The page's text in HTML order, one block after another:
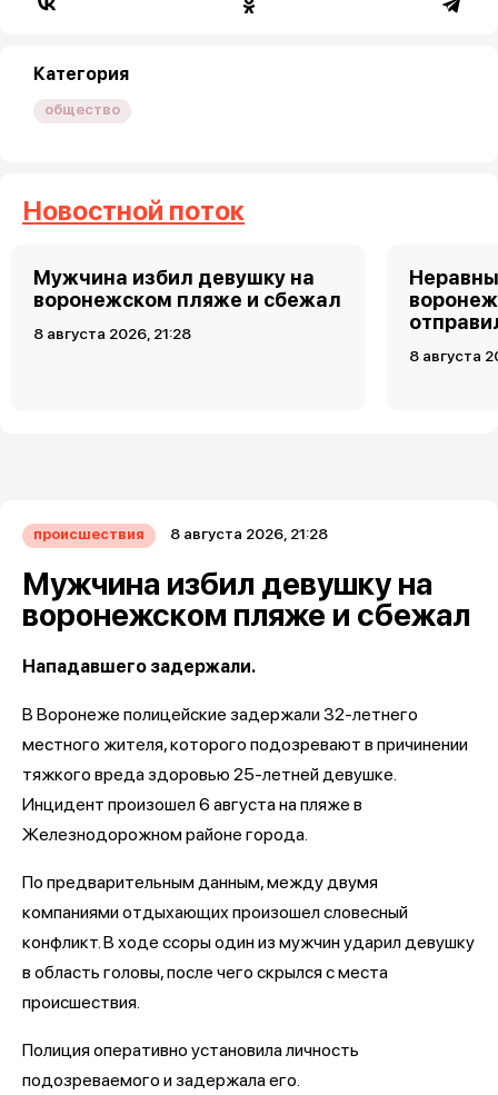
Категория
общество
Новостной поток
Мужчина избил девушку на
воронежском пляже и сбежал
8 августа 2026, 21:28
8 августа
происшествия 8 августа 2026, 21:28
Мужчина избил девушку на
воронежском пляже и сбежал
Нападавшего задержали.
В Воронеже полицейские задержали 32-летнего
местного жителя, которого подозревают в причинении
тяжкого вреда здоровью 25-летней девушке.
Инцидент произошел 6 августа на пляже в
Железнодорожном районе города.
По предварительным данным, между двумя
компаниями отдыхающих произошел словесный
конфликт. В ходе ссоры один из мужчин ударил девушку
в область головы, после чего скрылся с места
происшествия.
Полиция оперативно установила личность
подозреваемого и задержала его.